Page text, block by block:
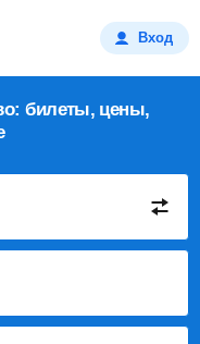
Вход
билеты, цены,